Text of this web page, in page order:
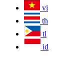
vi
th
tl
id